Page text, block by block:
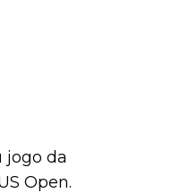
jogo da
Open.